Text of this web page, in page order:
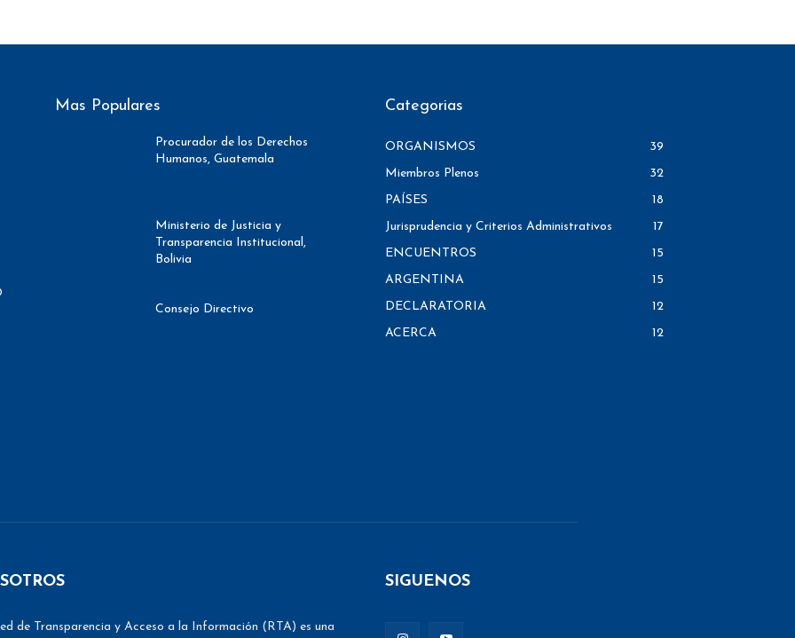
Mas Populares
Procurador de los Derechos
Humanos, Guatemala
Ministerio de Justicia y
Transparencia Institucional,
Bolivia
Consejo Directivo
Categorias
ORGANISMOS
39
Miembros Plenos
32
PAÍSES
18
Jurisprudencia y Criterios Administrativos
17
ENCUENTROS
15
ARGENTINA
15
DECLARATORIA
12
ACERCA
12
de Transparencia y Acceso a la Información (RTA) es una
SIGUENOS